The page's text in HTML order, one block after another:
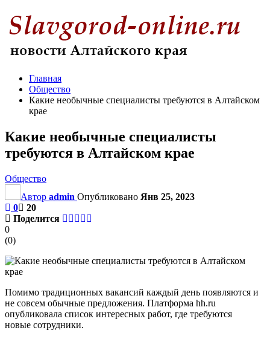
Главная
Общество
Какие необычные специалисты требуются в Алтайском
крае
Какие необычные специалисты
требуются в Алтайском крае
Общество
Автор admin Опубликовано Янв 25, 2023
0
20
Поделится
0
(0)
Помимо традиционных вакансий каждый день появляются и
не совсем обычные предложения. Платформа hh.ru
опубликовала список интересных работ, где требуются
новые сотрудники.